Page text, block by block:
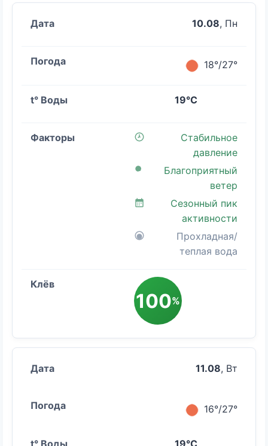
10.08, Пн
18°/27°
19°C
Стабильное
давление
Благоприятный
ветер
Сезонный пик
активности
Прохладная/
теплая вода
100%
11.08, Вт
16°/27°